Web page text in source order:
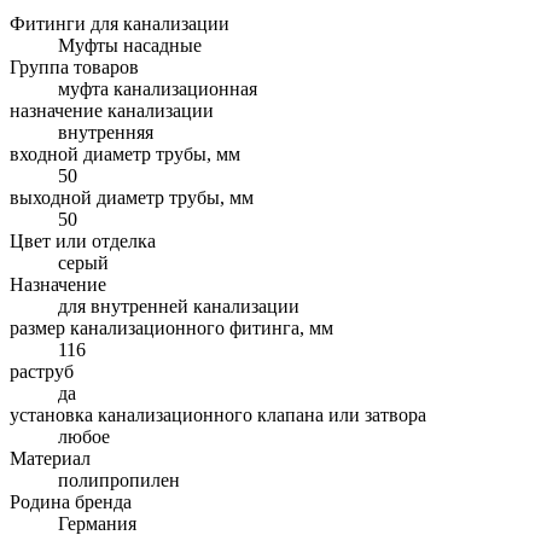
Фитинги для канализации
Муфты насадные
Группа товаров
муфта канализационная
назначение канализации
внутренняя
входной диаметр трубы, мм
50
выходной диаметр трубы, мм
50
Цвет или отделка
серый
Назначение
для внутренней канализации
размер канализационного фитинга, мм
116
раструб
да
установка канализационного клапана или затвора
любое
Материал
полипропилен
Родина бренда
Германия